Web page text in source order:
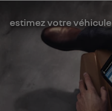
estimez votre véhicule